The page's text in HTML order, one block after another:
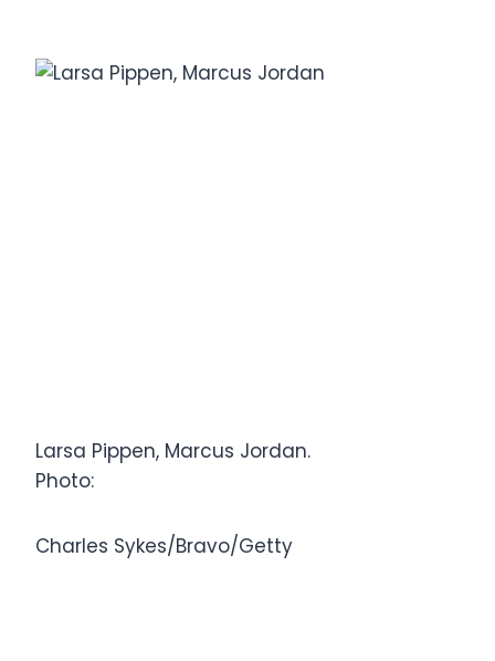
Larsa Pippen, Marcus Jordan.
Photo:
Charles Sykes/Bravo/Getty